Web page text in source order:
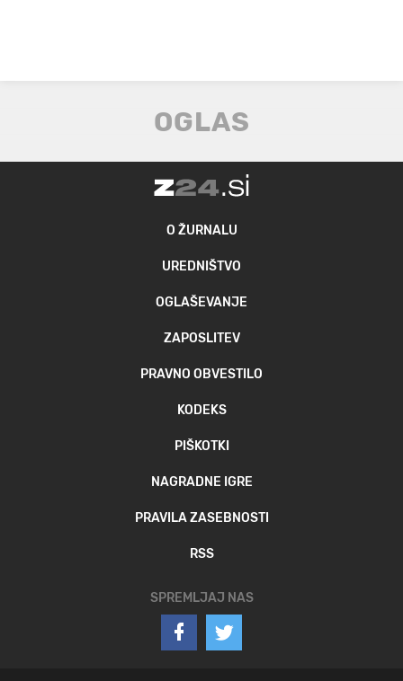
O ŽURNALU
UREDNIŠTVO
OGLAŠEVANJE
ZAPOSLITEV
PRAVNO OBVESTILO
KODEKS
PIŠKOTKI
NAGRADNE IGRE
PRAVILA ZASEBNOSTI
RSS
SPREMLJAJ NAS